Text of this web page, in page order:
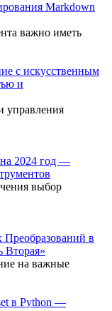
Markdown
важно иметь
с искусственным
и
управления
2024 год —
выбор
в
Вторая»
на важные
в Python —